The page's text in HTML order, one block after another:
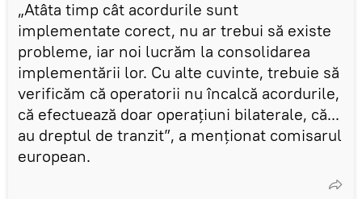
„Atâta timp cât acordurile sunt
implementate corect, nu ar trebui să existe
probleme, iar noi lucrăm la consolidarea
implementării lor. Cu alte cuvinte, trebuie să
verificăm că operatorii nu încalcă acordurile,
că efectuează doar operațiuni bilaterale, că...
au dreptul de tranzit”, a menționat comisarul
european.